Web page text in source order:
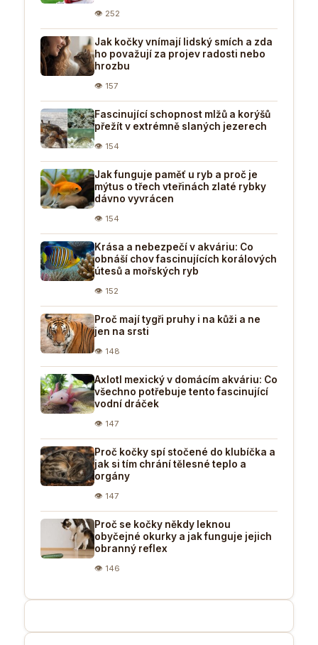
👁 252
Jak kočky vnímají lidský smích a zda
ho považují za projev radosti nebo
hrozbu
👁 157
Fascinující schopnost mlžů a korýšů
přežít v extrémně slaných jezerech
👁 154
Jak funguje paměť u ryb a proč je
mýtus o třech vteřinách zlaté rybky
dávno vyvrácen
👁 154
Krása a nebezpečí v akváriu: Co
obnáší chov fascinujících korálových
útesů a mořských ryb
👁 152
Proč mají tygři pruhy i na kůži a ne
jen na srsti
👁 148
Axlotl mexický v domácím akváriu: Co
všechno potřebuje tento fascinující
vodní dráček
👁 147
Proč kočky spí stočené do klubíčka a
jak si tím chrání tělesné teplo a
orgány
👁 147
Proč se kočky někdy leknou
obyčejné okurky a jak funguje jejich
obranný reflex
👁 146